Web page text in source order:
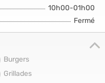
10h00-01h00
Fermé
Burgers
Grillades